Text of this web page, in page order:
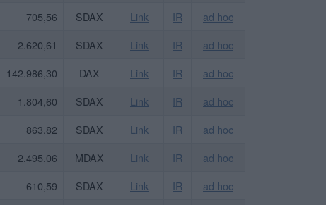
705,56 SDAX Link IR
ad hoc
2.620,61 SDAX Link IR
ad hoc
142.986,30 DAX Link IR
ad hoc
1.804,60 SDAX Link IR
ad hoc
863,82 SDAX Link IR
ad hoc
2.495,06 MDAX Link IR
ad hoc
610,59 SDAX Link IR
ad hoc